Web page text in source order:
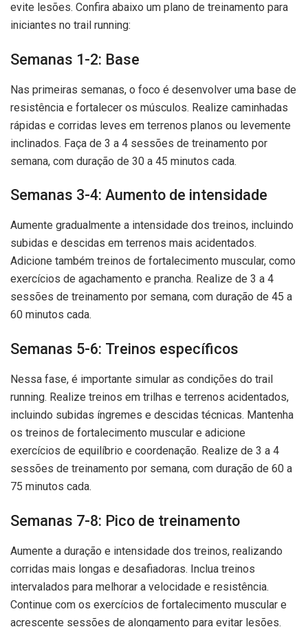
evite lesões. Confira abaixo um plano de treinamento para
iniciantes no trail running:
Semanas 1-2: Base
Nas primeiras semanas, o foco é desenvolver uma base de
resistência e fortalecer os músculos. Realize caminhadas
rápidas e corridas leves em terrenos planos ou levemente
inclinados. Faça de 3 a 4 sessões de treinamento por
semana, com duração de 30 a 45 minutos cada.
Semanas 3-4: Aumento de intensidade
Aumente gradualmente a intensidade dos treinos, incluindo
subidas e descidas em terrenos mais acidentados.
Adicione também treinos de fortalecimento muscular, como
exercícios de agachamento e prancha. Realize de 3 a 4
sessões de treinamento por semana, com duração de 45 a
60 minutos cada.
Semanas 5-6: Treinos específicos
Nessa fase, é importante simular as condições do trail
running. Realize treinos em trilhas e terrenos acidentados,
incluindo subidas íngremes e descidas técnicas. Mantenha
os treinos de fortalecimento muscular e adicione
exercícios de equilíbrio e coordenação. Realize de 3 a 4
sessões de treinamento por semana, com duração de 60 a
75 minutos cada.
Semanas 7-8: Pico de treinamento
Aumente a duração e intensidade dos treinos, realizando
corridas mais longas e desafiadoras. Inclua treinos
intervalados para melhorar a velocidade e resistência.
Continue com os exercícios de fortalecimento muscular e
acrescente sessões de alongamento para evitar lesões.